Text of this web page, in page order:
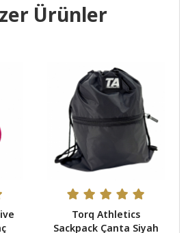
Ürünler
Torq Athletics
Sackpack Çanta Siyah